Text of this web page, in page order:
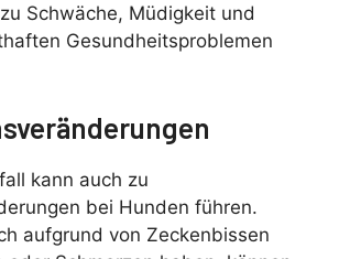
Schwäche, Müdigkeit und
Gesundheitsproblemen
kann auch zu
bei Hunden führen.
aufgrund von Zeckenbissen